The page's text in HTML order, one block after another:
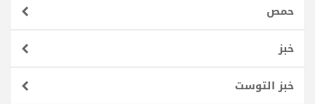
حمص
خبز
خبز التوست